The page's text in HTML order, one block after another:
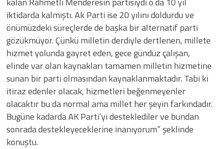
iktidarda kalmıştı. Ak Parti ise 20 yılını doldurdu ve
önümüzdeki süreçlerde de başka bir alternatif parti
gözükmüyor. Çünkü milletin derdiyle dertlenen, millete
hizmet yolunda gayret eden, gece gündüz çalışan,
elinde var olan kaynakları tamamen milletin hizmetine
sunan bir parti olmasından kaynaklanmaktadır. Tabi ki
itiraz edenler olacak, hizmetleri beğenmeyenler
olacaktır bu da normal ama millet her şeyin farkındadır.
Bugüne kadarda AK Parti’yi desteklediler ve bundan
sonrada destekleyeceklerine inanıyorum” şeklinde
konuştu.